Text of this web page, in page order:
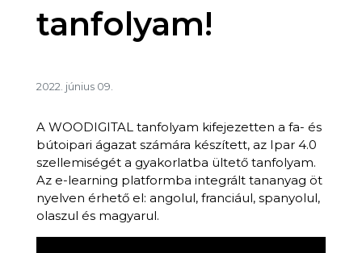
tanfolyam!
2022. június 09.
A WOODIGITAL tanfolyam kifejezetten a fa- és
bútoipari ágazat számára készített, az Ipar 4.0
szellemiségét a gyakorlatba ültető tanfolyam.
Az e-learning platformba integrált tananyag öt
nyelven érhető el: angolul, franciául, spanyolul,
olaszul és magyarul.